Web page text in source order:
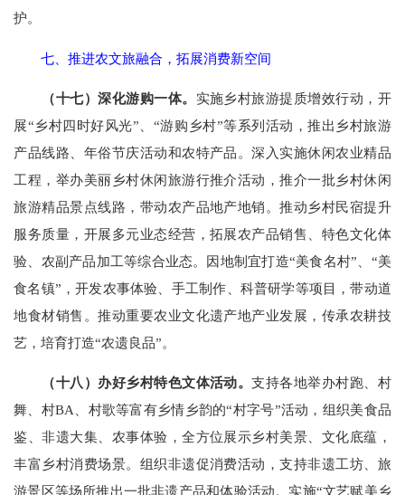
护。
七、推进农文旅融合，拓展消费新空间
（十七）深化游购一体。 实施乡村旅游提质增效行动，开
展“乡村四时好风光”、“游购乡村”等系列活动，推出乡村旅游
产品线路、年俗节庆活动和农特产品。深入实施休闲农业精品
工程，举办美丽乡村休闲旅游行推介活动，推介一批乡村休闲
旅游精品景点线路，带动农产品地产地销。推动乡村民宿提升
服务质量，开展多元业态经营，拓展农产品销售、特色文化体
验、农副产品加工等综合业态。因地制宜打造“美食名村”、“美
食名镇”，开发农事体验、手工制作、科普研学等项目，带动道
地食材销售。推动重要农业文化遗产地产业发展，传承农耕技
艺，培育打造“农遗良品”。
（十八）办好乡村特色文体活动。支持各地举办村跑、村
舞、村BA、村歌等富有乡情乡韵的“村字号”活动，组织美食品
鉴、非遗大集、农事体验，全方位展示乡村美景、文化底蕴，
丰富乡村消费场景。组织非遗促消费活动，支持非遗工坊、旅
游景区等场所推出一批非遗产品和体验活动。实施“文艺赋美乡